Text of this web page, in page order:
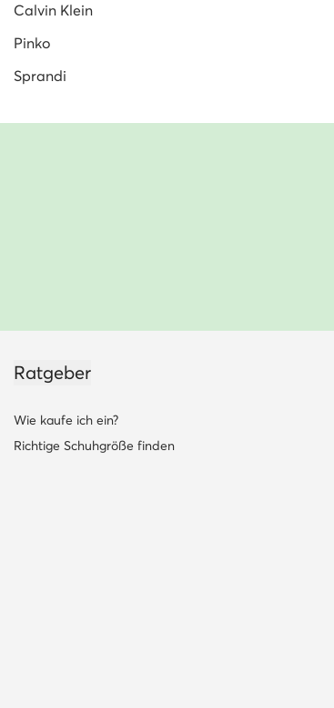
Calvin Klein
Pinko
Sprandi
Ratgeber
Wie kaufe ich ein?
Richtige Schuhgröße finden